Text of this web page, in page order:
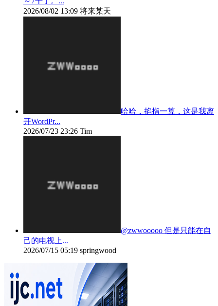
2026/08/02 13:09 将来某天
哈哈，掐指一算，这是我离
开WordPr...
2026/07/23 23:26 Tim
@zwwooooo 但是只能在自
己的电视上...
2026/07/15 05:19 springwood